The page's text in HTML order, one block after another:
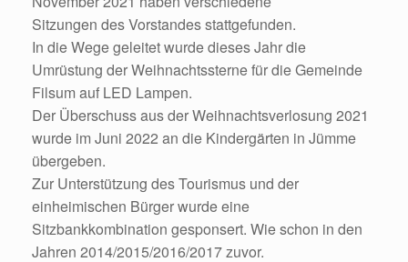
Sitzungen des Vorstandes stattgefunden.
In die Wege geleitet wurde dieses Jahr die
Umrüstung der Weihnachtssterne für die Gemeinde
Filsum auf LED Lampen.
Der Überschuss aus der Weihnachtsverlosung 2021
wurde im Juni 2022 an die Kindergärten in Jümme
übergeben.
Zur Unterstützung des Tourismus und der
einheimischen Bürger wurde eine
Sitzbankkombination gesponsert. Wie schon in den
Jahren 2014/2015/2016/2017 zuvor.